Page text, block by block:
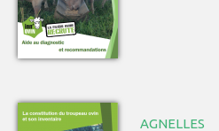
AGNELLES